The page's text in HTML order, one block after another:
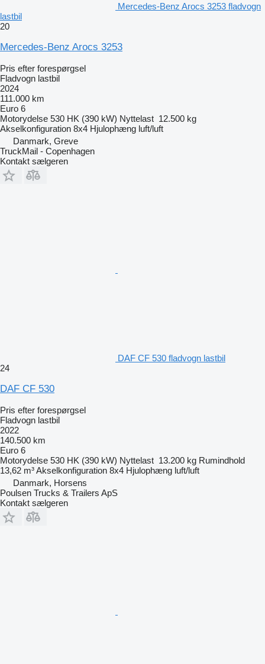
Mercedes-Benz Arocs 3253 fladvogn
lastbil
20
Mercedes-Benz Arocs 3253
Pris efter forespørgsel
Fladvogn lastbil
2024
111.000 km
Euro 6
Motorydelse 530 HK (390 kW) Nyttelast 12.500 kg
Akselkonfiguration 8x4 Hjulophæng luft/luft
Danmark, Greve
TruckMail - Copenhagen
Kontakt sælgeren
DAF CF 530 fladvogn lastbil
24
DAF CF 530
Pris efter forespørgsel
Fladvogn lastbil
2022
140.500 km
Euro 6
Motorydelse 530 HK (390 kW) Nyttelast 13.200 kg Rumindhold
13,62 m³Akselkonfiguration 8x4 Hjulophæng luft/luft
Danmark, Horsens
Poulsen Trucks & Trailers ApS
Kontakt sælgeren